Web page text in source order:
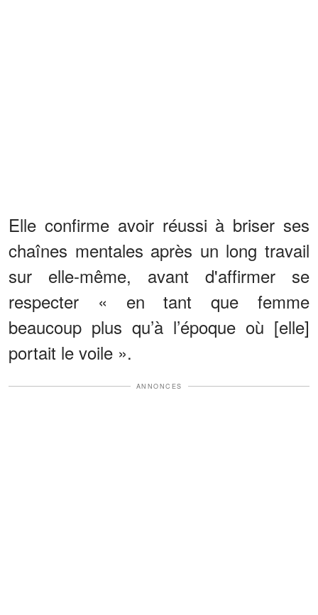
Elle confirme avoir réussi à briser ses
chaînes mentales après un long travail
sur elle-même, avant d'affirmer se
respecter « en tant que femme
beaucoup plus qu’à l’époque où [elle]
portait le voile ».
ANNONCES